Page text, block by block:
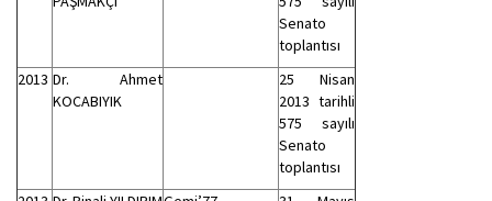
Senato
toplantısı
2013 Dr. Ahmet
KOCABIYIK
25 Nisan
2013 tarihli
575 sayılı
Senato
toplantısı